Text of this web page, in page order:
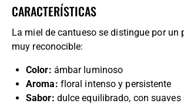
CARACTERÍSTICAS
La miel de cantueso se distingue por un
muy reconocible:
Color: ámbar luminoso
Aroma: floral intenso y persistente
Sabor: dulce equilibrado, con